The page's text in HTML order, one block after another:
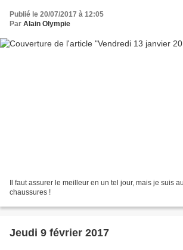
Publié le 20/07/2017 à 12:05
Par Alain Olympie
Il faut assurer le meilleur en un tel jour, mais je suis
chaussures !
Jeudi 9 février 2017